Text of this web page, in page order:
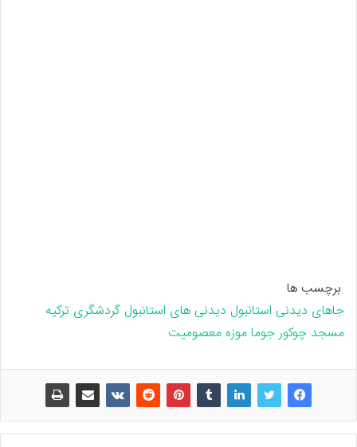
برچسب ها
جاهای دیدنی استانبول دیدنی های استانبول گردشگری ترکیه
مسجد چوکور جوماموزه معصومیت